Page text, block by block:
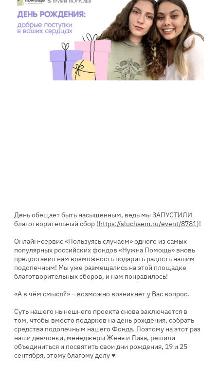
День обещает быть насыщенным, ведь мы ЗАПУСТИЛИ
благотворительный сбор (https://sluchaem.ru/event/8781)!
Онлайн-сервис «Пользуясь случаем» одного из самых
популярных российских фондов «Нужна Помощь» вновь
предоставил нам возможность подарить радость нашим
подопечным! Мы уже размещались на этой площадке
благотворительных сборов, и нам понравилось!
«А в чём смысл?» – возможно возникнет у Вас вопрос.
Суть нашего нынешнего проекта снова заключается в
том, чтобы вместо подарков на день рождения, собрать
средства подопечным нашего Фонда. Поэтому на этот раз
наши девчонки, менеджеры Женя и Лиза, решили
объединиться и посвятить свои дни рождения, 19 и 25
сентября, этому благому делу ♥️